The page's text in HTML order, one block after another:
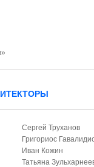
Сергей Труханов
Григориос
Иван Кожин
Татьяна